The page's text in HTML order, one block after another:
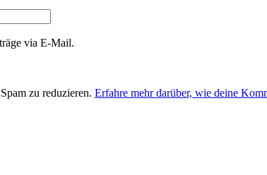
via E-Mail.
zu reduzieren. Erfahre mehr darüber, wie deine